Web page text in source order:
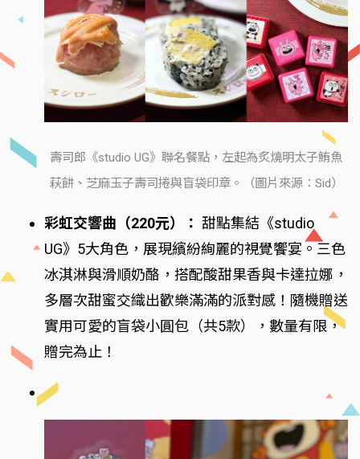
壽司郎《studio UG》聯名餐點，左起為炙燒明太子鮪魚
萩餅、芝麻玉子壽司捲與盲袋印章。（圖片來源：Sid）
彩虹交響曲（220元）： 甜點集結《studio
UG》5大角色，展現繽紛絢麗的視覺饗宴。三色
冰淇淋與滑順奶酪，搭配酸甜果香與卡達拉娜，
多層次甜蜜交織出歡樂滿滿的派對感！隨機贈送
實用可愛的盲袋小圓包（共5款），數量有限，
贈完為止！